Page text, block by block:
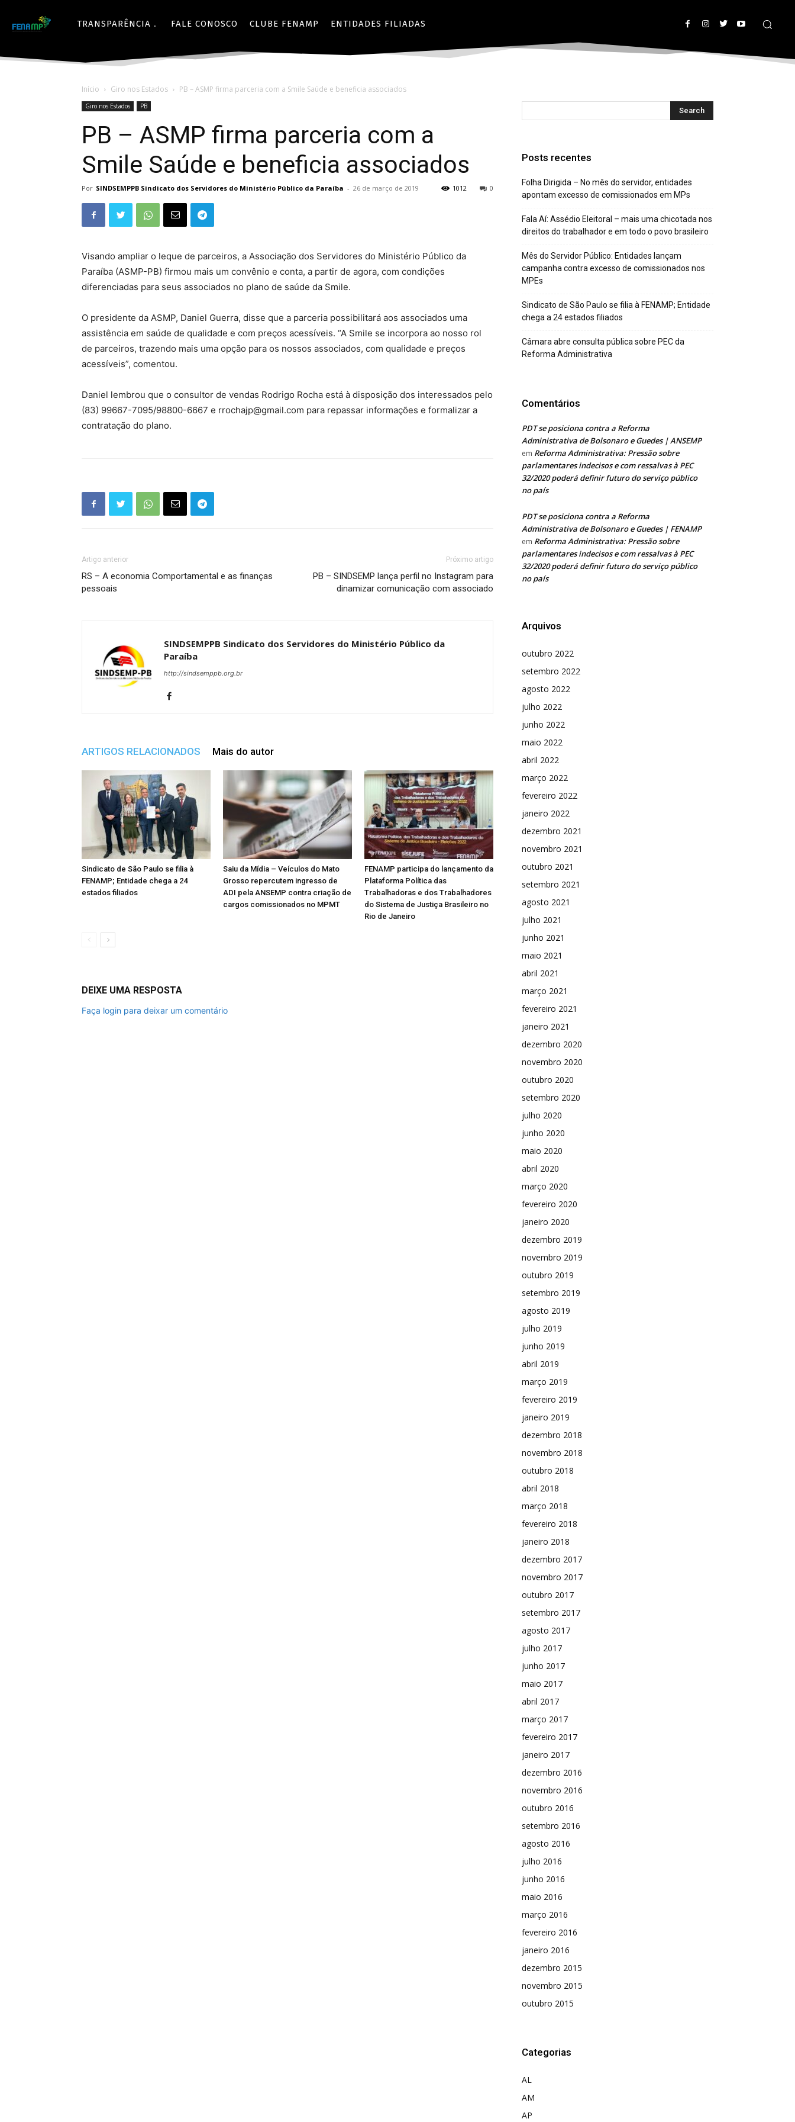
TRANSPARÊNCIA FALE CONOSCO CLUBE FENAMP ENTIDADES FILIADAS
Início Giro nos Estados PB – ASMP firma parceria com a Smile Saúde e beneficia associados
Giro nos Estados PB
PB – ASMP firma parceria com a
Smile Saúde e beneficia associados
Por SINDSEMPPB Sindicato dos Servidores do Ministério Público da Paraíba - 26 de março de 2019 0
1012
Visando ampliar o leque de parceiros, a Associação dos Servidores do Ministério Público da
Paraíba (ASMP-PB) firmou mais um convênio e conta, a partir de agora, com condições
diferenciadas para seus associados no plano de saúde da Smile.
O presidente da ASMP, Daniel Guerra, disse que a parceria possibilitará aos associados uma
assistência em saúde de qualidade e com preços acessíveis. “A Smile se incorpora ao nosso rol
de parceiros, trazendo mais uma opção para os nossos associados, com qualidade e preços
acessíveis”, comentou.
Daniel lembrou que o consultor de vendas Rodrigo Rocha está à disposição dos interessados pelo
(83) 99667-7095/98800-6667 e rrochajp@gmail.com para repassar informações e formalizar a
contratação do plano.
Artigo anterior
RS – A economia Comportamental e as finanças
pessoais
Próximo artigo
PB – SINDSEMP lança perfil no Instagram para
dinamizar comunicação com associado
SINDSEMPPB Sindicato dos Servidores do Ministério Público da
Paraíba
http://sindsemppb.org.br
ARTIGOS RELACIONADOS Mais do autor
Sindicato de São Paulo se filia à
FENAMP; Entidade chega a 24
estados filiados
Saiu da Mídia – Veículos do Mato
Grosso repercutem ingresso de
ADI pela ANSEMP contra criação de
cargos comissionados no MPMT
FENAMP participa do lançamento da
Plataforma Política das
Trabalhadoras e dos Trabalhadores
do Sistema de Justiça Brasileiro no
Rio de Janeiro
DEIXE UMA RESPOSTA
Faça login para deixar um comentário
Posts recentes
Folha Dirigida – No mês do servidor, entidades
apontam excesso de comissionados em MPs
Fala Aí: Assédio Eleitoral – mais uma chicotada nos
direitos do trabalhador e em todo o povo brasileiro
Mês do Servidor Público: Entidades lançam
campanha contra excesso de comissionados nos
MPEs
Sindicato de São Paulo se filia à FENAMP; Entidade
chega a 24 estados filiados
Câmara abre consulta pública sobre PEC da
Reforma Administrativa
Comentários
PDT se posiciona contra a Reforma
Administrativa de Bolsonaro e Guedes | ANSEMP
em Reforma Administrativa: Pressão sobre
parlamentares indecisos e com ressalvas à PEC
32/2020 poderá definir futuro do serviço público
no país
PDT se posiciona contra a Reforma
Administrativa de Bolsonaro e Guedes | FENAMP
em Reforma Administrativa: Pressão sobre
parlamentares indecisos e com ressalvas à PEC
32/2020 poderá definir futuro do serviço público
no país
Arquivos
outubro 2022
setembro 2022
agosto 2022
julho 2022
junho 2022
maio 2022
abril 2022
março 2022
fevereiro 2022
janeiro 2022
dezembro 2021
novembro 2021
outubro 2021
setembro 2021
agosto 2021
julho 2021
junho 2021
maio 2021
abril 2021
março 2021
fevereiro 2021
janeiro 2021
dezembro 2020
novembro 2020
outubro 2020
setembro 2020
julho 2020
junho 2020
maio 2020
abril 2020
março 2020
fevereiro 2020
janeiro 2020
dezembro 2019
novembro 2019
outubro 2019
setembro 2019
agosto 2019
julho 2019
junho 2019
abril 2019
março 2019
fevereiro 2019
janeiro 2019
dezembro 2018
novembro 2018
outubro 2018
abril 2018
março 2018
fevereiro 2018
janeiro 2018
dezembro 2017
novembro 2017
outubro 2017
setembro 2017
agosto 2017
julho 2017
junho 2017
maio 2017
abril 2017
março 2017
fevereiro 2017
janeiro 2017
dezembro 2016
novembro 2016
outubro 2016
setembro 2016
agosto 2016
julho 2016
junho 2016
maio 2016
março 2016
fevereiro 2016
janeiro 2016
dezembro 2015
novembro 2015
outubro 2015
Categorias
AL
AM
AP